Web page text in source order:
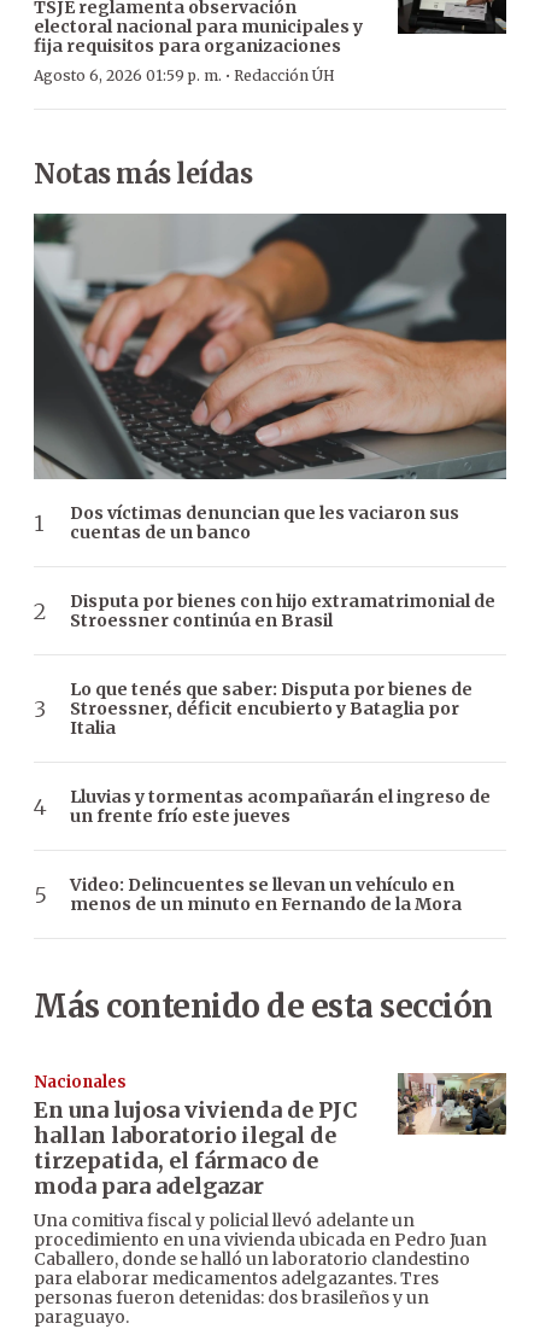
TSJE reglamenta observación
electoral nacional para municipales y
fija requisitos para organizaciones
Agosto 6, 2026 01:59 p. m. · Redacción ÚH
Notas más leídas
Dos víctimas denuncian que les vaciaron sus
cuentas de un banco
Disputa por bienes con hijo extramatrimonial de
Stroessner continúa en Brasil
Lo que tenés que saber: Disputa por bienes de
Stroessner, déficit encubierto y Bataglia por
Italia
Lluvias y tormentas acompañarán el ingreso de
un frente frío este jueves
Video: Delincuentes se llevan un vehículo en
menos de un minuto en Fernando de la Mora
Más contenido de esta sección
Nacionales
En una lujosa vivienda de PJC
hallan laboratorio ilegal de
tirzepatida, el fármaco de
moda para adelgazar
Una comitiva fiscal y policial llevó adelante un
procedimiento en una vivienda ubicada en Pedro Juan
Caballero, donde se halló un laboratorio clandestino
para elaborar medicamentos adelgazantes. Tres
personas fueron detenidas: dos brasileños y un
paraguayo.